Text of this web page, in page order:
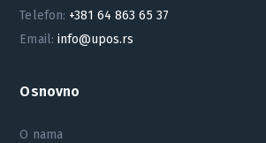
Telefon: +381 64 863 65 37
Email: info@upos.rs
Osnovno
O nama